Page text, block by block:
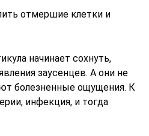
отмершие клетки и
начинает сохнуть,
заусенцев. А они не
болезненные ощущения. К
инфекция, и тогда